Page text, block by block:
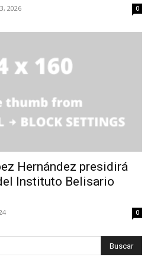
2026 0
Hernández presidirá
Instituto Belisario
0